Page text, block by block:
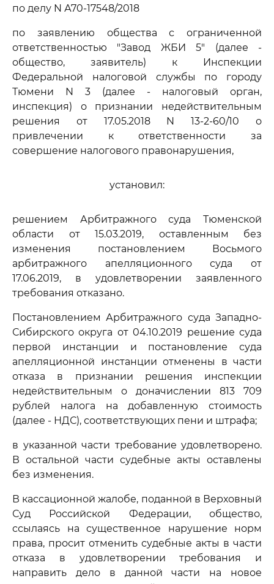
по делу N А70-17548/2018
по заявлению общества с ограниченной
ответственностью "Завод ЖБИ 5" (далее -
общество, заявитель) к Инспекции
Федеральной налоговой службы по городу
Тюмени N 3 (далее - налоговый орган,
инспекция) о признании недействительным
решения от 17.05.2018 N 13-2-60/10 о
привлечении к ответственности за
совершение налогового правонарушения,
установил:
решением Арбитражного суда Тюменской
области от 15.03.2019, оставленным без
изменения постановлением Восьмого
арбитражного апелляционного суда от
17.06.2019, в удовлетворении заявленного
требования отказано.
Постановлением Арбитражного суда Западно-
Сибирского округа от 04.10.2019 решение суда
первой инстанции и постановление суда
апелляционной инстанции отменены в части
отказа в признании решения инспекции
недействительным о доначислении 813 709
рублей налога на добавленную стоимость
(далее - НДС), соответствующих пени и штрафа;
в указанной части требование удовлетворено.
В остальной части судебные акты оставлены
без изменения.
В кассационной жалобе, поданной в Верховный
Суд Российской Федерации, общество,
ссылаясь на существенное нарушение норм
права, просит отменить судебные акты в части
отказа в удовлетворении требования и
направить дело в данной части на новое